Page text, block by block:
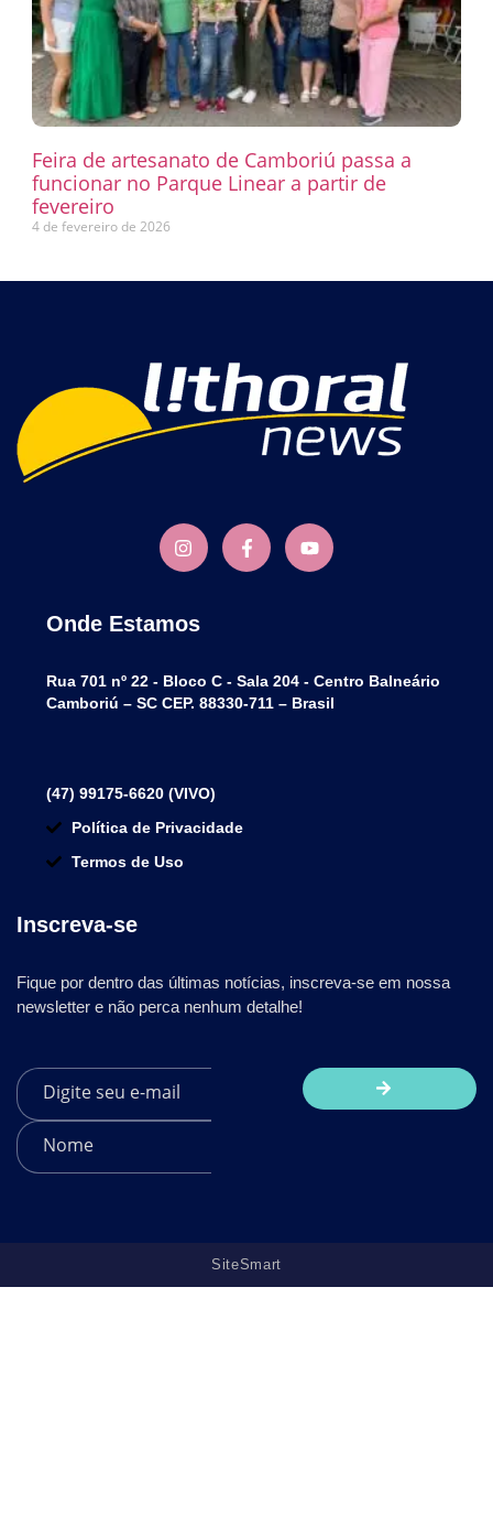
Feira de artesanato de Camboriú passa a
funcionar no Parque Linear a partir de
fevereiro
4 de fevereiro de 2026
Onde Estamos
Rua 701 nº 22 - Bloco C - Sala 204 - Centro Balneário
Camboriú – SC CEP. 88330-711 – Brasil
(47) 99175-6620 (VIVO)
Política de Privacidade
Termos de Uso
Inscreva-se
Fique por dentro das últimas notícias, inscreva-se em nossa
newsletter e não perca nenhum detalhe!
SiteSmart